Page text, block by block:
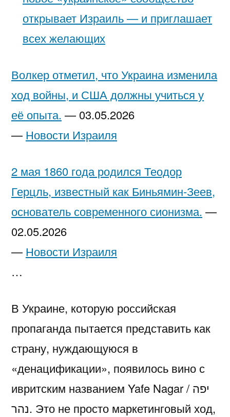
открывает Израиль — и приглашает
всех желающих
Волкер отметил, что Украина изменила
ход войны, и США должны учиться у
её опыта. — 03.05.2026
— Новости Израиля
2 мая 1860 года родился Теодор
Герцль, известный как Биньямин-Зеев,
основатель современного сионизма. —
02.05.2026
— Новости Израиля
…
В Украине, которую российская
пропаганда пытается представить как
страну, нуждающуюся в
«денацификации», появилось вино с
ивритским названием Yafe Nagar / יפה
נהר. Это не просто маркетинговый ход,